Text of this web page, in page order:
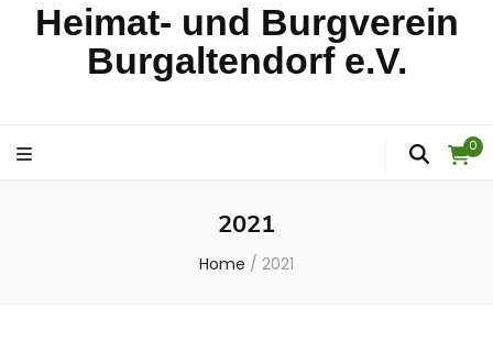
Heimat- und Burgverein
Burgaltendorf e.V.
0
2021
Home / 2021